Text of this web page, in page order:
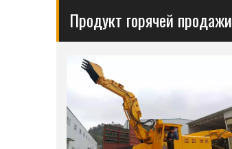
Продукт горячей продажи